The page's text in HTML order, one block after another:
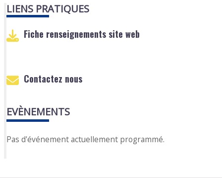
LIENS PRATIQUES
Fiche renseignements site web
Contactez nous
EVÈNEMENTS
Pas d'événement actuellement programmé.